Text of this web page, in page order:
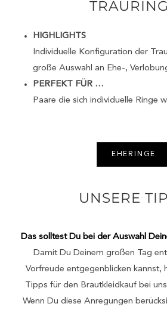
HIGHLIGHTS
Individuelle Konfiguration der
große Auswahl an Ehe-,
PERFEKT FÜR …
Paare die sich individuelle Ringe
EHERINGE
UNSERE
Das solltest Du bei der Auswahl
Damit Du Deinem großen Tag
Vorfreude entgegenblicken kannst,
Tipps für den Brautkleidkauf bei
Wenn Du diese Anregungen